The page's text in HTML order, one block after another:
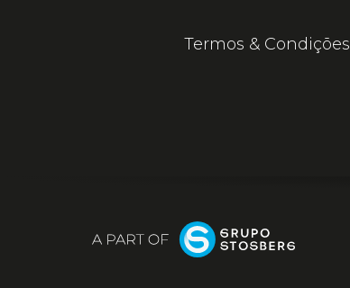
Termos & Condições